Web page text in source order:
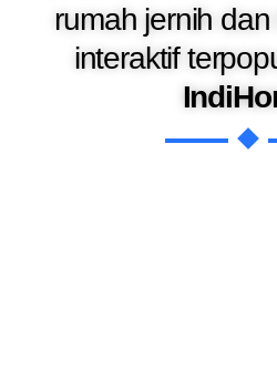
rumah jernih
interaktif